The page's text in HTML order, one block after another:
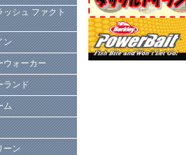
ッシュ ファクト
ン
ウォーカー
ランド
ム
ーン